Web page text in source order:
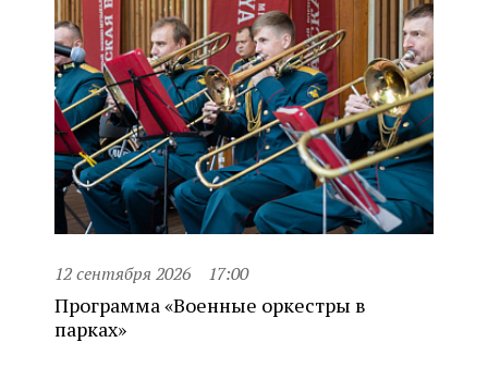
12 сентября 2026 17:00
Программа «Военные оркестры в
парках»